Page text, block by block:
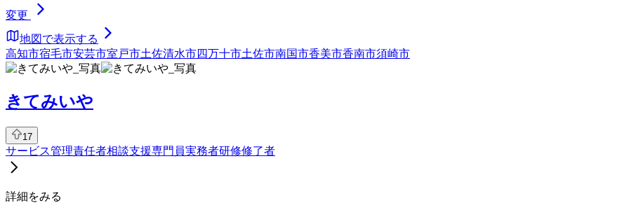
変更
地図で表示する
高知市宿毛市安芸市室戸市土佐清水市四万十市土佐市南国市香美市香南市須崎市
きてみいや
17
サービス管理責任者相談支援専門員実務者研修修了者
詳細をみる